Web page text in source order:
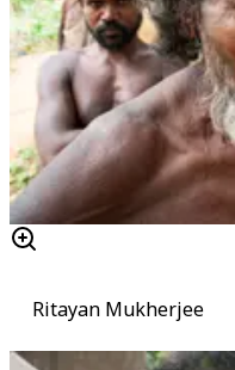
Ritayan Mukherjee